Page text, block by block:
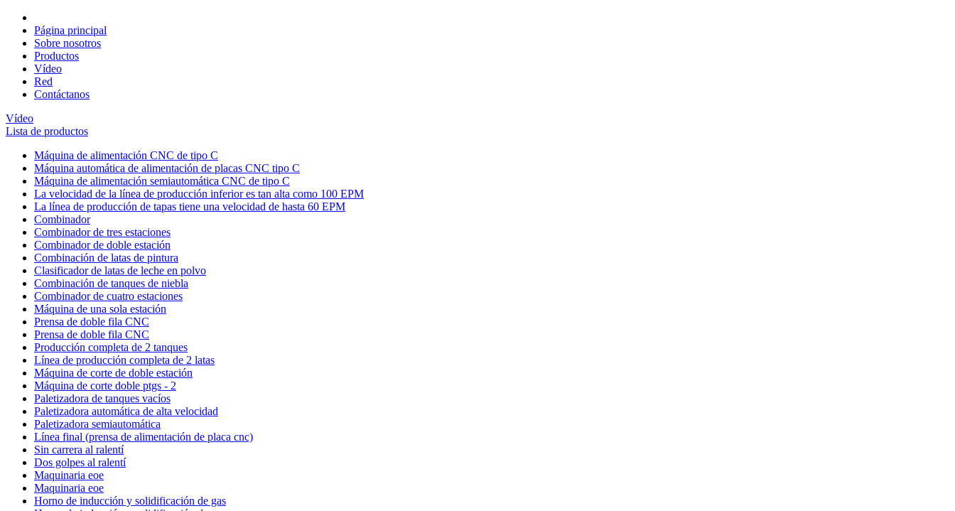
Página principal
Sobre nosotros
Productos
Vídeo
Red
Contáctanos
Vídeo
Lista de productos
Máquina de alimentación CNC de tipo C
Máquina automática de alimentación de placas CNC tipo C
Máquina de alimentación semiautomática CNC de tipo C
La velocidad de la línea de producción inferior es tan alta como 100 EPM
La línea de producción de tapas tiene una velocidad de hasta 60 EPM
Combinador
Combinador de tres estaciones
Combinador de doble estación
Combinación de latas de pintura
Clasificador de latas de leche en polvo
Combinación de tanques de niebla
Combinador de cuatro estaciones
Máquina de una sola estación
Prensa de doble fila CNC
Prensa de doble fila CNC
Producción completa de 2 tanques
Línea de producción completa de 2 latas
Máquina de corte de doble estación
Máquina de corte doble ptgs - 2
Paletizadora de tanques vacíos
Paletizadora automática de alta velocidad
Paletizadora semiautomática
Línea final (prensa de alimentación de placa cnc)
Sin carrera al ralentí
Dos golpes al ralentí
Maquinaria eoe
Maquinaria eoe
Horno de inducción y solidificación de gas